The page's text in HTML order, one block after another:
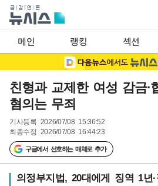
메인 랭킹 섹션
친형과 교제한 여성 감금·
혐의는 무죄
기사등록 2026/07/08 15:36:52
최종수정 2026/07/08 16:44:23
구글에서 선호하는 매체로 추가
의정부지법, 20대에게 징역 1년